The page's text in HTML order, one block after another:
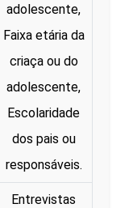
adolescente,
Faixa etária da
criaça ou do
adolescente,
Escolaridade
dos pais ou
responsáveis.
Entrevistas